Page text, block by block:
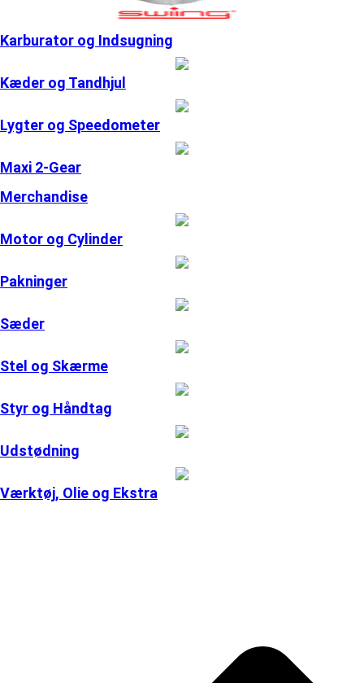
Karburator og Indsugning
Kæder og Tandhjul
Lygter og Speedometer
Maxi 2-Gear
Merchandise
Motor og Cylinder
Pakninger
Sæder
Stel og Skærme
Styr og Håndtag
Udstødning
Værktøj, Olie og Ekstra